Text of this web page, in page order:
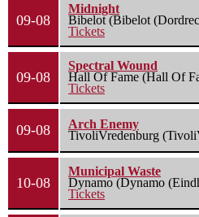
09-08
Midnight
Bibelot (Bibelot
Tickets
09-08
Spectral Wound
Hall Of Fame (Hall Of
Tickets
09-08
Arch Enemy
TivoliVredenburg
10-08
Municipal Waste
Dynamo (Dynamo
Tickets